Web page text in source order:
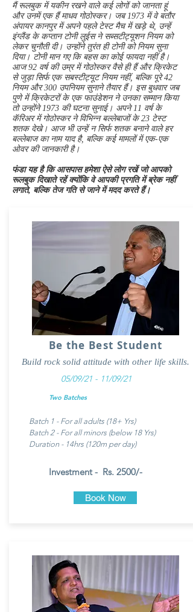
मैं रूलबुक में यकीन रखने वाले कई लोगों को जानता हूं
और उनमें एक हैं माधव गोठोस्कर। जब 1973 में वे बतौर
अंपायर कानपुर में अपने पहले टेस्ट मैच में खड़े थे, उन्हें
इंग्लैंड के कप्तान टोनी लुईस ने सब्सटीट्यूशन नियम को
लेकर चुनौती दी। उन्होंने तुरंत ही टोनी को नियम सुना
दिया। टोनी मान गए कि बहस का कोई फायदा नहीं है।
आज 92 वर्ष की उम्र में गोठोस्कर वैसे ही हैं और क्रिकेट
से जुड़ा सिर्फ एक सबस्टीट्यूट नियम नहीं, बल्कि पूरे 42
नियम और 300 उपनियम सुनाने तैयार हैं। इस बुधवार जब
पुणे में क्रिकेटरों के एक फाउंडेशन ने उनका सम्मान किया
तो उन्होंने 1973 की घटना सुनाई। अपने 11 वर्ष के
कॅरिअर में गोठोस्कर ने विभिन्न बल्लेबाजों के 23 टेस्ट
शतक देखे। आज भी उन्हें न सिर्फ शतक बनाने वाले हर
बल्लेबाज का नाम याद है, बल्कि कई मामलों में एक-एक
ओवर की जानकारी है।
फंडा यह है कि आसपास हमेशा ऐसे लोग रखें जो आपको
रूलबुक दिखाते रहें क्योंकि वे आपकी प्रगति में ब्रेक नहीं
लगाते, बल्कि तेज गति से जाने में मदद करते हैं।
Be the Best Student
Build rock solid attitude with other life skills.
05/09/21 - 11/09/21
Two Batches
Batch 1 - For all adults (18+ Yrs)
Batch 2 - For all minors (below 18 Yrs)
Duration - 14hrs (120m per day)
Investment - Rs. 2500/-
Book Now